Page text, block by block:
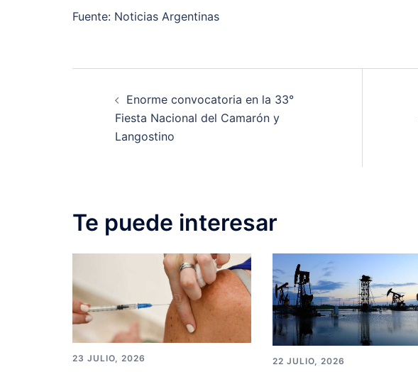
Fuente: Noticias Argentinas
navigation
Enorme convocatoria en la 33°
Fiesta Nacional del Camarón y
Langostino
Te puede interesar
23 JULIO, 2026 22 JULIO, 2026